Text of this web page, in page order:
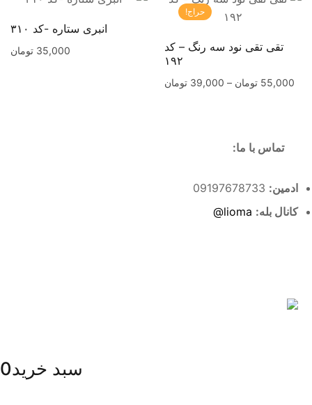
حراج!
تقی تقی نود سه رنگ – کد
۱۹۲
55,000 تومان –
39,000 تومان
انبری ستاره -کد ۳۱۰
35,000 تومان
تماس با ما:
ادمین:
کانال بله: lioma@
سبد خرید0